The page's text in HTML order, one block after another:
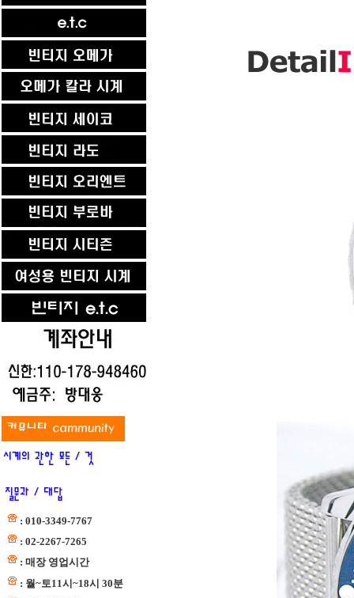
: 010-3349-7767
: 02-2267-7265
: 매장 영업시간
: 월~토11시~18시 30분